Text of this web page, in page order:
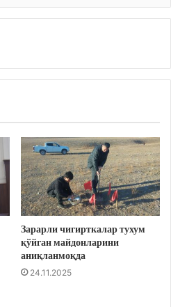
Зарарли чигирткалар тухум
қўйган майдонларини
аниқланмоқда
24.11.2025